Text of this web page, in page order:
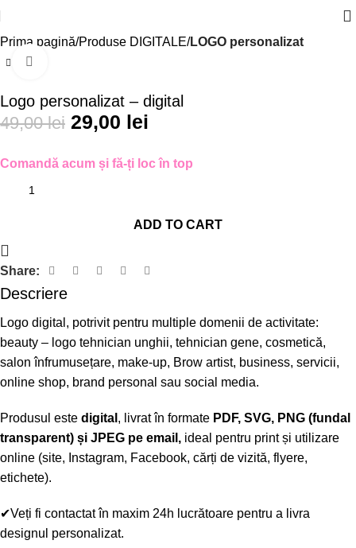
Prima pagină Produse DIGITALE LOGO personalizat
Logo personalizat – digital
49,00lei 29,00 lei
Comandă acum și fă-ți loc în top
ADD TO CART
Share:
Descriere
Logo digital, potrivit pentru multiple domenii de activitate:
beauty – logo tehnician unghii, tehnician gene, cosmetică,
salon înfrumusețare, make-up, Brow artist, business, servicii,
online shop, brand personal sau social media.
Produsul este digital , livrat în formate PDF, SVG, PNG (fundal
transparent) și JPEG pe email, ideal pentru print și utilizare
online (site, Instagram, Facebook, cărți de vizită, flyere,
etichete).
✔Veți fi contactat în maxim 24h lucrătoare pentru a livra
designul personalizat.